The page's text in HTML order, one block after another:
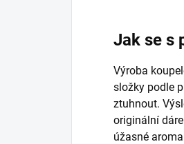
Jak se s
Výroba
složky podle
ztuhnout.
originální
úžasné